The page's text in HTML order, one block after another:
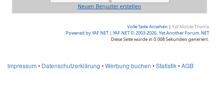
Neuen Benuzter erstellen
Volle Seite Ansehen | Yaf Mobile Theme
Powered by YAF.NET | YAF.NET © 2003-2026, Yet Another Forum.NET
Diese Seite wurde in 0.008 Sekunden generiert.
Impressum • Datenschutzerklärung •Werbung buchen •Statistik•AGB